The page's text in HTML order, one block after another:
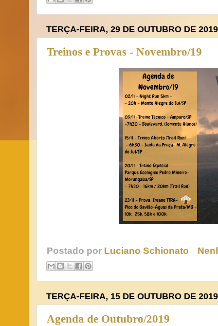
TERÇA-FEIRA, 29 DE OUTUBRO DE 2019
Treinos e Provas - Novembro/19
Postado por Luciano Schionato
TERÇA-FEIRA, 15 DE OUTUBRO DE 2019
Agenda de Outubro/2019